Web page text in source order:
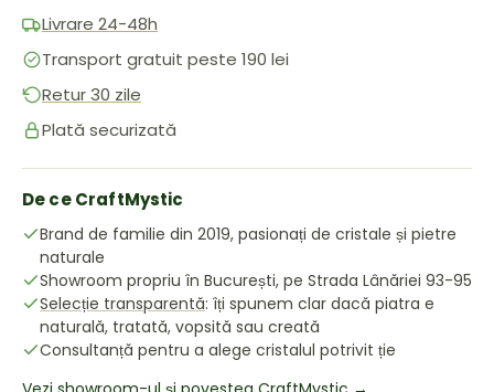
Livrare 24-48h
Transport gratuit peste 190 lei
Retur 30 zile
Plată securizată
De ce CraftMystic
Brand de familie din 2019, pasionați de cristale și pietre
naturale
Showroom propriu în București, pe Strada Lânăriei 93-95
Selecție transparentă: îți spunem clar dacă piatra e
naturală, tratată, vopsită sau creată
Consultanță pentru a alege cristalul potrivit ție